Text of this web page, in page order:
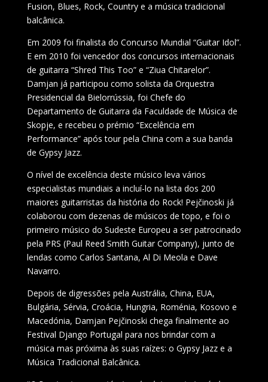
Fusion, Blues, Rock, Country e a música tradicional
balcânica.
Em 2009 foi finalista do Concurso Mundial “Guitar Idol”.
E em 2010 foi vencedor dos concursos internacionais
de guitarra “Shred This Too” e “Ziua Chitarelor”.
Damjan já participou como solista da Orquestra
Presidencial da Bielorrússia, foi Chefe do
Departamento de Guitarra da Faculdade de Música de
Skopje, e recebeu o prémio “Excelência em
Performance” após tour pela China com a sua banda
de Gypsy Jazz.
O nível de excelência deste músico leva vários
especialistas mundiais a incluí-lo na lista dos 200
maiores guitarristas da história do Rock! Pejčinoski já
colaborou com dezenas de músicos de topo, e foi o
primeiro músico do Sudeste Europeu a ser patrocinado
pela PRS (Paul Reed Smith Guitar Company), junto de
lendas como Carlos Santana, Al Di Meola e Dave
Navarro.
Depois de digressões pela Austrália, China, EUA,
Bulgária, Sérvia, Croácia, Hungria, Roménia, Kosovo e
Macedónia, Damjan Pejčinoski chega finalmente ao
Festival Django Portugal para nos brindar com a
música mas próxima às suas raízes: o Gypsy Jazz e a
Música Tradicional Balcânica.